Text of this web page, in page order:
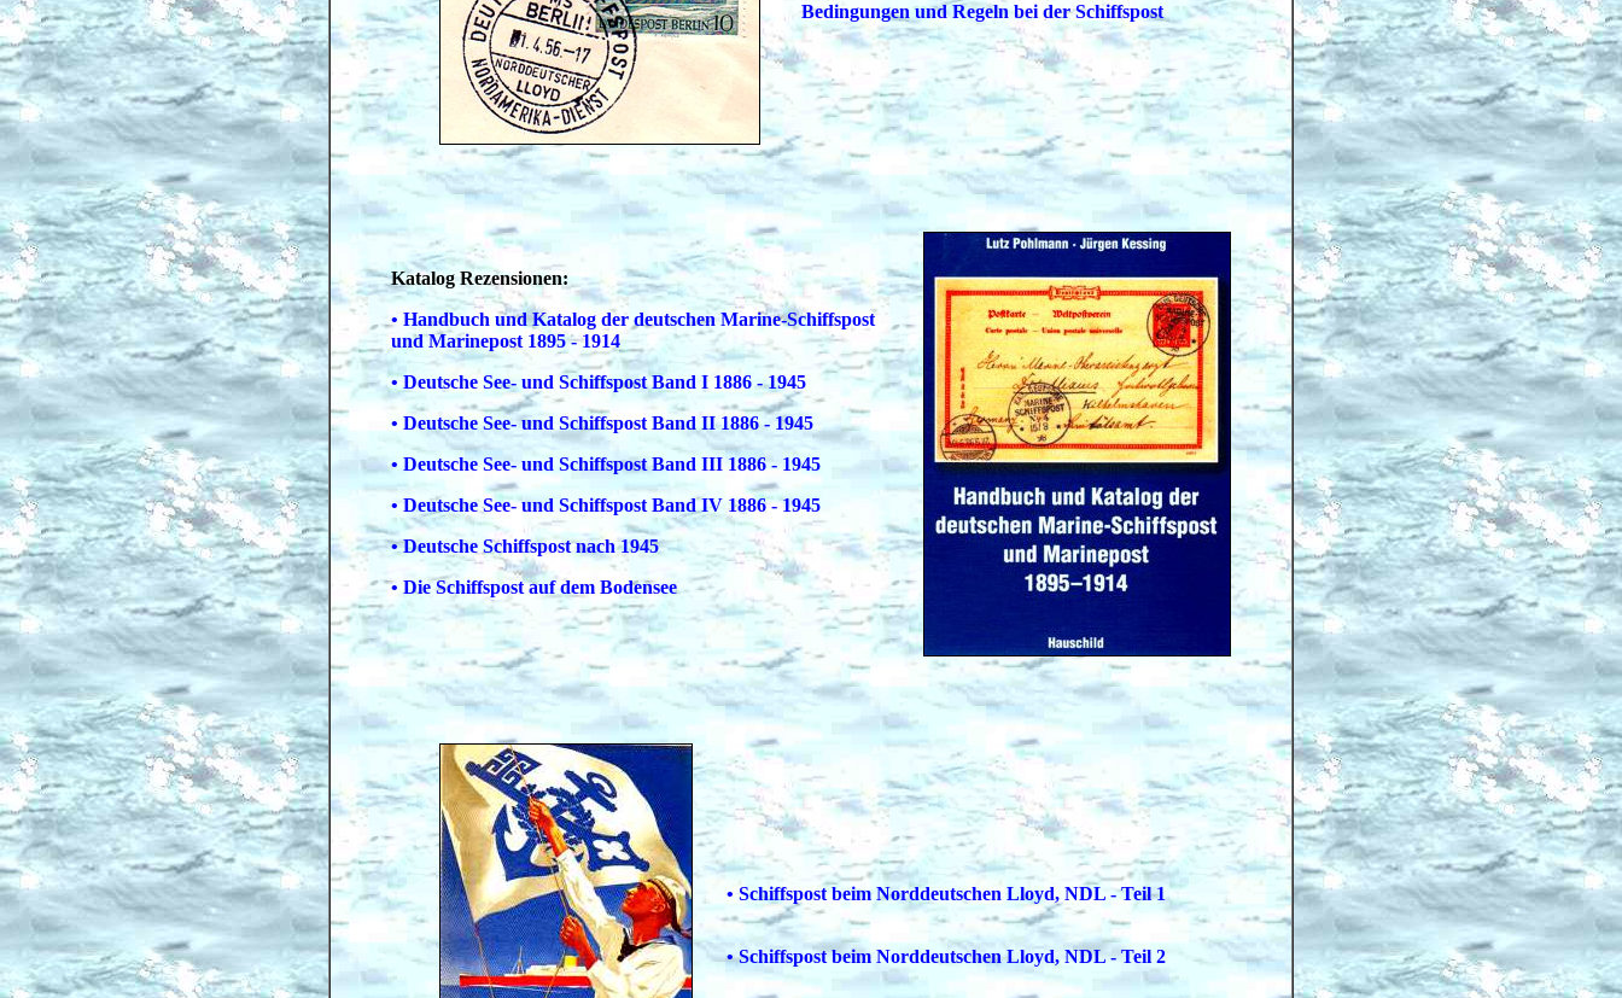
Bedingungen und Regeln bei der Schiffspost
Katalog Rezensionen:
• Handbuch und Katalog der deutschen Marine-Schiffspost
und Marinepost 1895 - 1914
• Deutsche See- und Schiffspost Band I 1886 - 1945
• Deutsche See- und Schiffspost Band II 1886 - 1945
• Deutsche See- und Schiffspost Band III 1886 - 1945
• Deutsche See- und Schiffspost Band IV 1886 - 1945
• Deutsche Schiffspost nach 1945
• Die Schiffspost auf dem Bodensee
• Schiffspost beim Norddeutschen Lloyd, NDL - Teil 1
• Schiffspost beim Norddeutschen Lloyd, NDL - Teil 2